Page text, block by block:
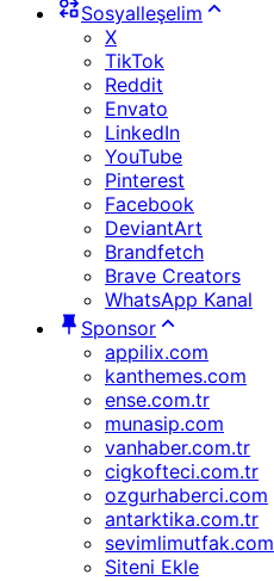
Sosyalleşelim
X
TikTok
Reddit
Envato
LinkedIn
YouTube
Pinterest
Facebook
DeviantArt
Brandfetch
Brave Creators
WhatsApp Kanal
Sponsor
appilix.com
kanthemes.com
ense.com.tr
munasip.com
vanhaber.com.tr
cigkofteci.com.tr
ozgurhaberci.com
antarktika.com.tr
sevimlimutfak.com
Siteni Ekle